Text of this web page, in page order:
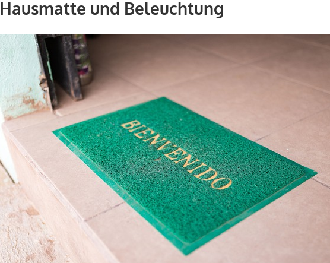
Hausmatte und Beleuchtung